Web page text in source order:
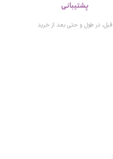
پشتیبانی
قبل، در طول و حتی بعد از خرید